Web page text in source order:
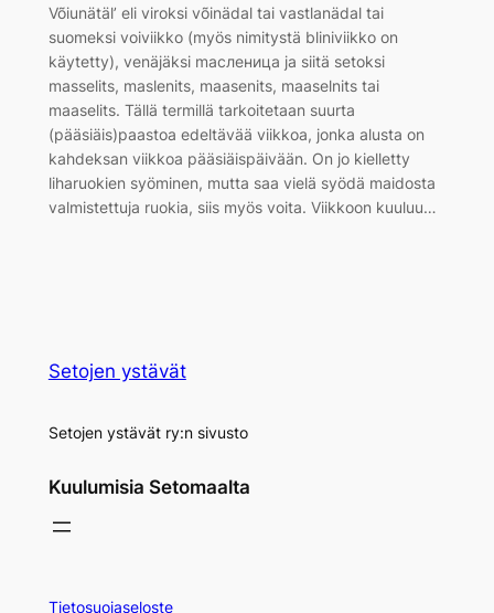
Võiunätäl’ eli viroksi võinädal tai vastlanädal tai
suomeksi voiviikko (myös nimitystä bliniviikko on
käytetty), venäjäksi mасленица ja siitä setoksi
masselits, maslenits, maasenits, maaselnits tai
maaselits. Tällä termillä tarkoitetaan suurta
(pääsiäis)paastoa edeltävää viikkoa, jonka alusta on
kahdeksan viikkoa pääsiäispäivään. On jo kielletty
liharuokien syöminen, mutta saa vielä syödä maidosta
valmistettuja ruokia, siis myös voita. Viikkoon kuuluu…
Setojen ystävät
Setojen ystävät ry:n sivusto
Kuulumisia Setomaalta
Tietosuojaseloste